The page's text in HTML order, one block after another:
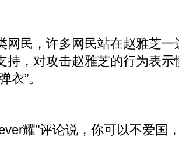
民，许多网民站在赵雅芝一
持，对攻击赵雅芝的行为表
衣”。
耀”评论说，你可以不爱国